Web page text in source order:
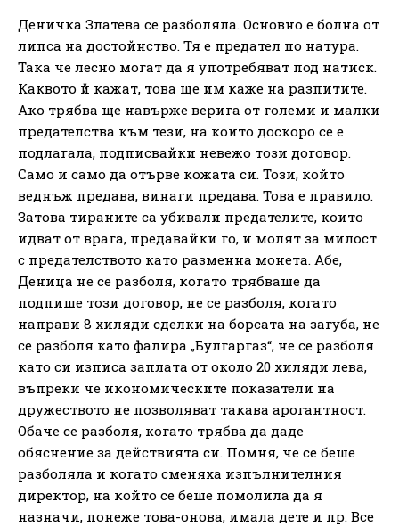
Деничка Златева се разболяла. Основно е болна от
липса на достойнство. Тя е предател по натура.
Така че лесно могат да я употребяват под натиск.
Каквото й кажат, това ще им каже на разпитите.
Ако трябва ще навърже верига от големи и малки
предателства към тези, на които доскоро се е
подлагала, подписвайки невежо този договор.
Само и само да отърве кожата си. Този, който
веднъж предава, винаги предава. Това е правило.
Затова тираните са убивали предателите, които
идват от врага, предавайки го, и молят за милост
с предателството като разменна монета. Абе,
Деница не се разболя, когато трябваше да
подпише този договор, не се разболя, когато
направи 8 хиляди сделки на борсата на загуба, не
се разболя като фалира „Булгаргаз“, не се разболя
като си изписа заплата от около 20 хиляди лева,
въпреки че икономическите показатели на
дружеството не позволяват такава арогантност.
Обаче се разболя, когато трябва да даде
обяснение за действията си. Помня, че се беше
разболяла и когато сменяха изпълнителния
директор, на който се беше помолила да я
назначи, понеже това-онова, имала дете и пр. Все